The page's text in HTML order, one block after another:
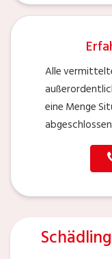
Alle
eine Menge